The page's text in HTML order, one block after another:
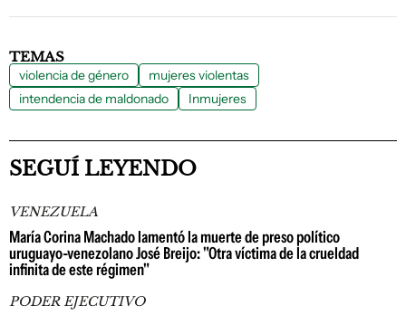
TEMAS
violencia de género
mujeres violentas
intendencia de maldonado
Inmujeres
SEGUÍ LEYENDO
VENEZUELA
María Corina Machado lamentó la muerte de preso político
uruguayo-venezolano José Breijo: "Otra víctima de la crueldad
infinita de este régimen"
PODER EJECUTIVO